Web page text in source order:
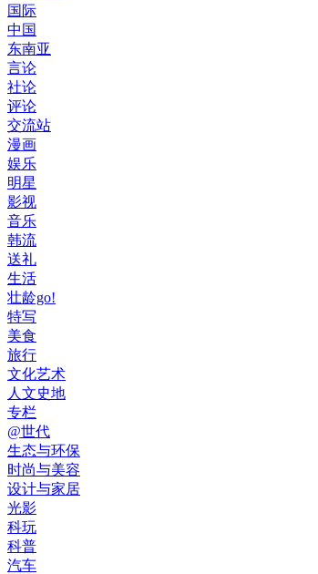
国际
中国
东南亚
言论
社论
评论
交流站
漫画
娱乐
明星
影视
音乐
韩流
送礼
生活
壮龄go!
特写
美食
旅行
文化艺术
人文史地
专栏
@世代
生态与环保
时尚与美容
设计与家居
光影
科玩
科普
汽车